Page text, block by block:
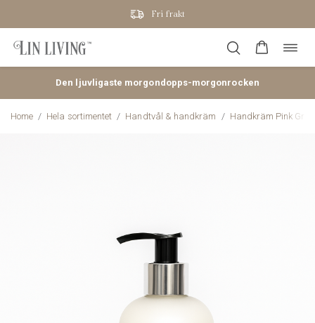
Fri frakt
Hoppa
till
Den ljuvligaste morgondopps-morgonrocken
Home / Hela sortimentet / Handtvål & handkräm / Handkräm Pink